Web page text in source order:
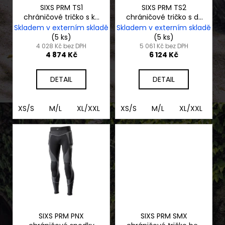
d
k
t
ů
SIXS PRM TS1
chráničové tričko s kr.
rukávem
Skladem v externím skladě
(5 ks)
4 028 Kč bez DPH
4 874 Kč
DETAIL
XS/S M/L XL/XXL 3XL/4XL
SIXS PRM TS2
chráničové tričko s dl.
rukávem
Skladem v externím skladě
(5 ks)
5 061 Kč bez DPH
6 124 Kč
DETAIL
XS/S M/L XL/XXL
SIXS PRM PNX
SIXS PRM SMX
u
j
e
m
e
MOTOCYKL
1000MT-
TOURING
275
990
Kč